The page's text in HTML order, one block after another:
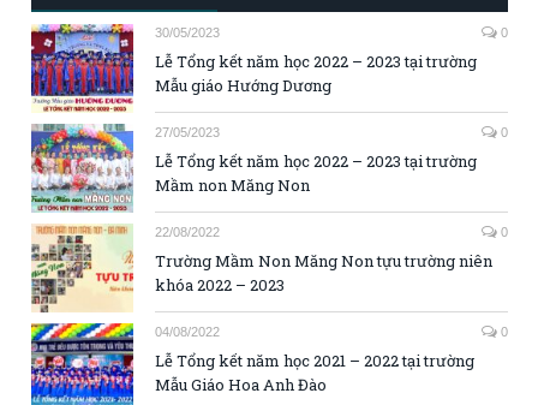
30/05/2023 0
Lễ Tổng kết năm học 2022 – 2023 tại trường
Mẫu giáo Hướng Dương
27/05/2023 0
Lễ Tổng kết năm học 2022 – 2023 tại trường
Mầm non Măng Non
22/08/2022 0
Trường Mầm Non Măng Non tựu trường niên
khóa 2022 – 2023
04/08/2022 0
Lễ Tổng kết năm học 2021 – 2022 tại trường
Mẫu Giáo Hoa Anh Đào